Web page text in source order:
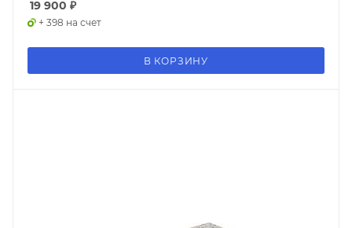
19 900 ₽
+ 398 на счет
В КОРЗИНУ